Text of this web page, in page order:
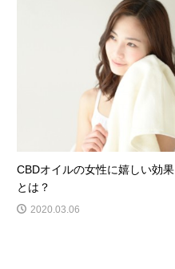
CBDオイルの女性に嬉しい効果
とは？
2020.03.06